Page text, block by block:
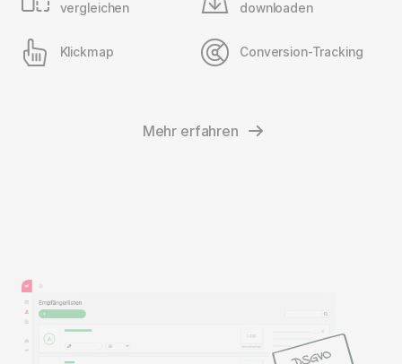
vergleichen
downloaden
Klickmap Conversion-Tracking
Mehr erfahren